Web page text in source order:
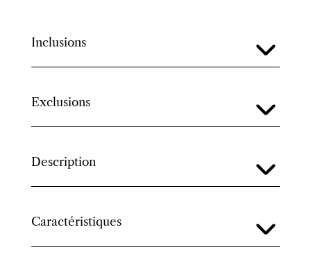
Inclusions
Exclusions
Description
Caractéristiques